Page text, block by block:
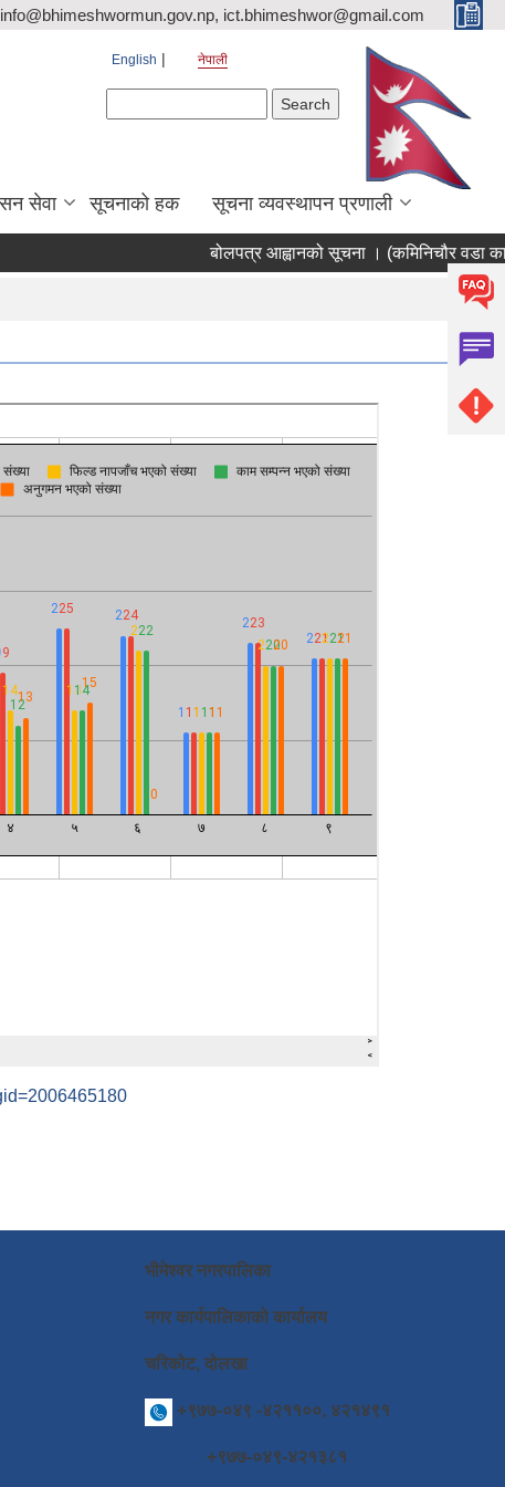
info@bhimeshwormun.gov.np, ict.bhimeshwor@gmail.com
English नेपाली
सेवा सूचनाको हक सूचना व्यवस्थापन प्रणाली
बोलपत्र आह्वानको सूचना । (कमिनिचौर वडा
भीमेश्वर नगरपालिका
नगर कार्यपालिकाको कार्यालय
चरिकोट, दोलखा
+९७७-०४९ -४२११००, ४२१४९१
+९७७-०४९-४२१३८१